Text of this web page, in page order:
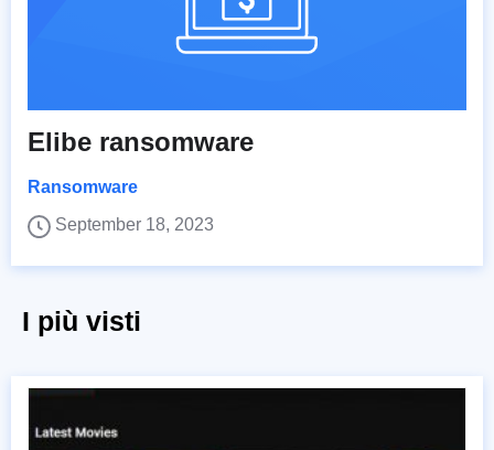
Elibe ransomware
Ransomware
September 18, 2023
I più visti